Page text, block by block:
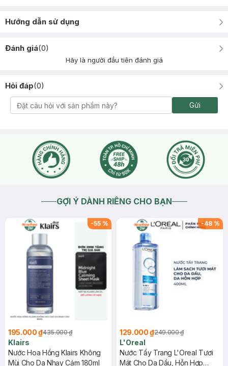
Hướng dẫn sử dụng
Đánh giá(0)
Hãy là người đầu tiên đánh giá
Hỏi đáp(0)
Gửi
GỢI Ý DÀNH RIÊNG CHO BẠN
-55 %
195.000 ₫435.000 ₫
Klairs
Nước Hoa Hồng Klairs Không
Mùi Cho Da Nhạy Cảm 180ml
-48 %
129.000 ₫249.000 ₫
L'Oreal
Nước Tẩy Trang L'Oreal Tươi
Mát Cho Da Dầu, Hỗn Hợp